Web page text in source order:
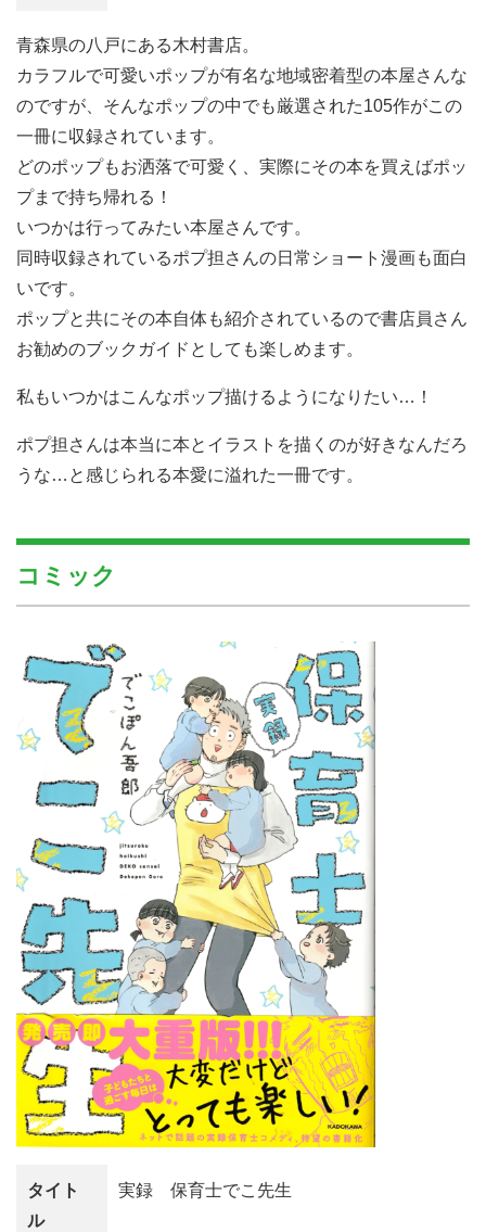
青森県の八戸にある木村書店。
カラフルで可愛いポップが有名な地域密着型の本屋さんな
のですが、そんなポップの中でも厳選された105作がこの
一冊に収録されています。
どのポップもお洒落で可愛く、実際にその本を買えばポッ
プまで持ち帰れる！
いつかは行ってみたい本屋さんです。
同時収録されているポプ担さんの日常ショート漫画も面白
いです。
ポップと共にその本自体も紹介されているので書店員さん
お勧めのブックガイドとしても楽しめます。
私もいつかはこんなポップ描けるようになりたい…！
ポプ担さんは本当に本とイラストを描くのが好きなんだろ
うな…と感じられる本愛に溢れた一冊です。
コミック
タイト
ル
実録 保育士でこ先生